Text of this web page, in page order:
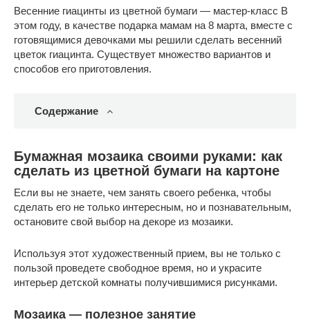
Весенние гиацинты из цветной бумаги — мастер-класс В
этом году, в качестве подарка мамам на 8 марта, вместе с
готовящимися девочками мы решили сделать весенний
цветок гиацинта. Существует множество вариантов и
способов его приготовления.
Содержание
Бумажная мозаика своими руками: как
сделать из цветной бумаги на картоне
Если вы не знаете, чем занять своего ребенка, чтобы
сделать его не только интересным, но и познавательным,
остановите свой выбор на декоре из мозаики.
Используя этот художественный прием, вы не только с
пользой проведете свободное время, но и украсите
интерьер детской комнаты получившимися рисунками.
Мозаика — полезное занятие